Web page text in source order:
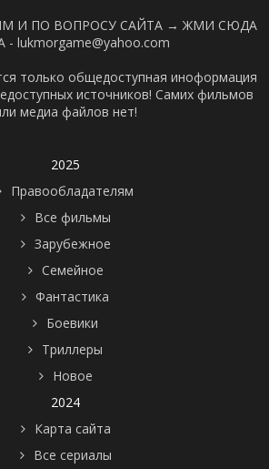
И ПО ВОПРОСУ САЙТА → ЖМИ СЮДА
- lukmorgame@yahoo.com
только общедоступная иноформация
источников! Самих фильмов
медиа файлов нет!
2025
Правообладателям
Все фильмы
Зарубежное
Семейное
Фантастика
Боевики
Триллеры
Новое
2024
Карта сайта
Все сериалы